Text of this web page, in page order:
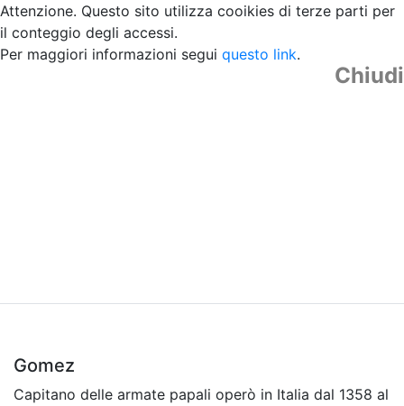
Attenzione. Questo sito utilizza cooikies di terze parti per
il conteggio degli accessi.
Per maggiori informazioni segui questo link.
Chiudi
Gomez
Capitano delle armate papali operò in Italia dal 1358 al